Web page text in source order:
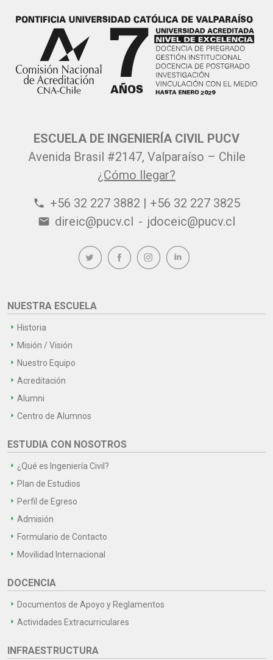
ESCUELA DE INGENIERÍA CIVIL PUCV
Avenida Brasil #2147, Valparaíso – Chile
¿Cómo llegar?
phone +56 32 227 3882 | +56 32 227 3825
email direic@pucv.cl - jdoceic@pucv.cl
NUESTRA ESCUELA
Historia
Misión / Visión
Nuestro Equipo
Acreditación
Alumni
Centro de Alumnos
ESTUDIA CON NOSOTROS
¿Qué es Ingeniería Civil?
Plan de Estudios
Perfil de Egreso
Admisión
Formulario de Contacto
Movilidad Internacional
DOCENCIA
Documentos de Apoyo y Reglamentos
Actividades Extracurriculares
INFRAESTRUCTURA